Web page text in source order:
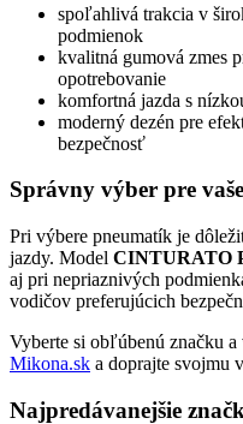
spoľahlivá trakcia v
podmienok
kvalitná gumová zmes
opotrebovanie
komfortná jazda s
moderný dezén pre
bezpečnosť
Správny výber pre
Pri výbere pneumatík je
jazdy. Model CINTURATO
aj pri nepriaznivých
vodičov preferujúcich
Vyberte si obľúbenú značku
Mikona.sk a doprajte svojmu
Najpredávanejšie